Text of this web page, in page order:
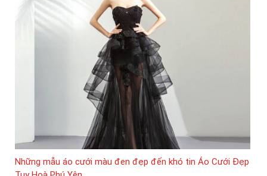
Những mẫu áo cưới màu đen đẹp đến khó tin Áo Cưới Đẹp